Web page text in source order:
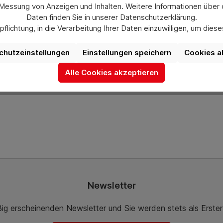
rot, NL 75, Bo 25
den Warenkorb
Newsletter
erscheinenden Newsletter und Sie werden stets als
von Anzeigen und Inhalten. Weitere Informationen über
Daten finden Sie in unserer Datenschutzerklärung.
in die Verarbeitung Ihrer Daten einzuwilligen, um
individueller Einstellungen möglicherweise nicht alle
verfügbar sind.
Mehr Informationen
Cookies
Einstellungen speichern
Alle Cookies akzeptieren